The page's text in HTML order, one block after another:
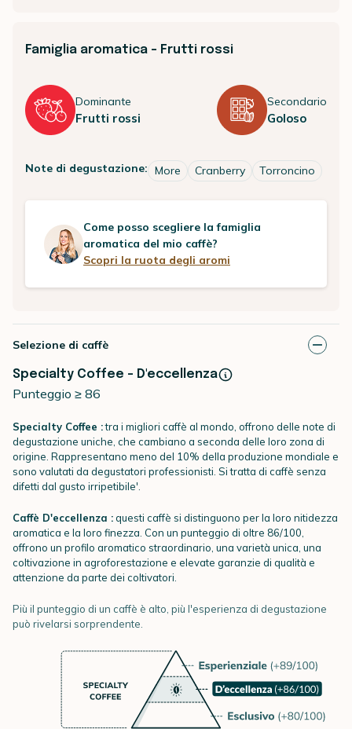
Famiglia aromatica - Frutti rossi
Dominante
Frutti rossi
Secondario
Goloso
Note di degustazione: More Cranberry Torroncino
Come posso scegliere la famiglia
aromatica del mio caffè?
Scopri la ruota degli aromi
Selezione di caffè
Specialty Coffee - D'eccellenza
Punteggio ≥ 86
Specialty Coffee :tra i migliori caffè al mondo, offrono delle note di
degustazione uniche, che cambiano a seconda delle loro zona di
origine. Rappresentano meno del 10% della produzione mondiale e
sono valutati da degustatori professionisti. Si tratta di caffè senza
difetti dal gusto irripetibile'.
Caffè D'eccellenza :questi caffè si distinguono per la loro nitidezza
aromatica e la loro finezza. Con un punteggio di oltre 86/100,
offrono un profilo aromatico straordinario, una varietà unica, una
coltivazione in agroforestazione e elevate garanzie di qualità e
attenzione da parte dei coltivatori.
Più il punteggio di un caffè è alto, più l'esperienza di degustazione
può rivelarsi sorprendente.